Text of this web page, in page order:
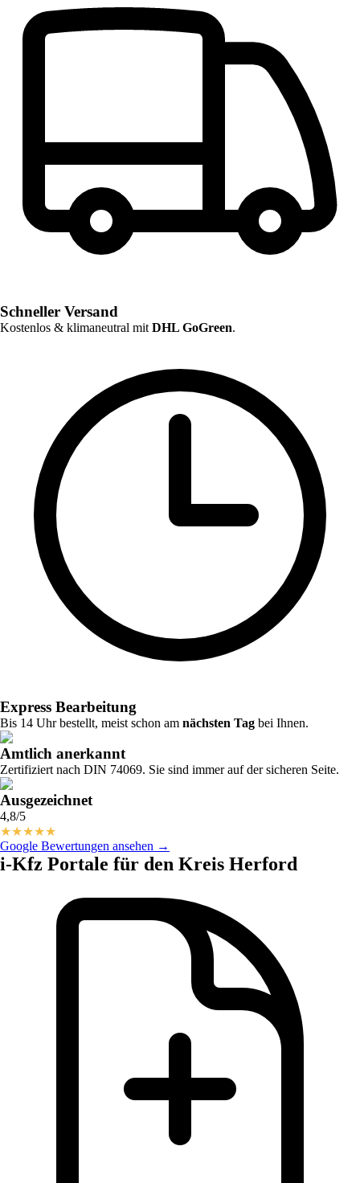
Schneller Versand
Kostenlos & klimaneutral mit DHL GoGreen.
Express Bearbeitung
Bis 14 Uhr bestellt, meist schon am nächsten Tag bei Ihnen.
Amtlich anerkannt
Zertifiziert nach DIN 74069. Sie sind immer auf der sicheren Seite.
Ausgezeichnet
4,8/5
★★★★★
Google Bewertungen ansehen →
i-Kfz Portale für den Kreis Herford